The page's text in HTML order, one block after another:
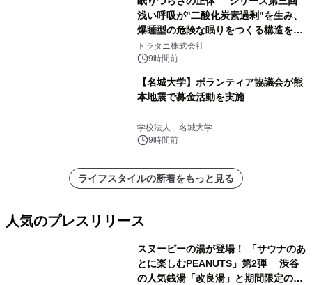
浅い呼吸が"二酸化炭素過剰"を生み、
爆睡型の危険な眠りをつくる構造を解
説
トラタニ株式会社
9時間前
【名城大学】ボランティア協議会が熊
本地震で募金活動を実施
学校法人 名城大学
9時間前
ライフスタイルの新着をもっと見る
人気のプレスリリース
スヌーピーの湯が登場！ 「サウナのあ
とに楽しむPEANUTS」第2弾 渋谷
の人気銭湯「改良湯」と期間限定のコ